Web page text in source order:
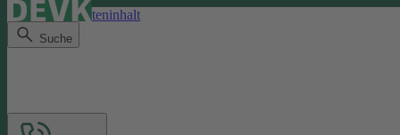
Direkt zum Seiteninhalt
Suche